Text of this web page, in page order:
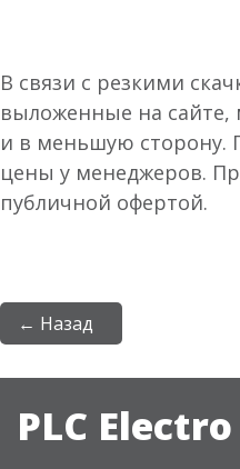
В связи с резкими
выложенные на сайте,
и в меньшую сторону.
цены у менеджеров.
публичной офертой.
← Назад
PLC Electro